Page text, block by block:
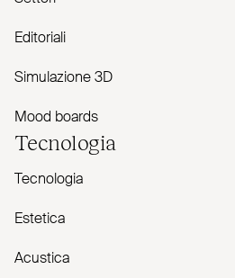
Editoriali
Simulazione 3D
Mood boards
Tecnologia
Tecnologia
Estetica
Acustica